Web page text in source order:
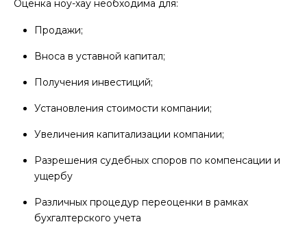
Оценка ноу-хау необходима для:
Продажи;
Вноса в уставной капитал;
Получения инвестиций;
Установления стоимости компании;
Увеличения капитализации компании;
Разрешения судебных споров по компенсации и
ущербу
Различных процедур переоценки в рамках
бухгалтерского учета